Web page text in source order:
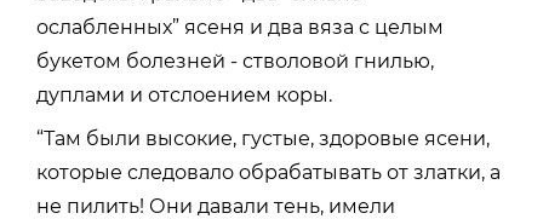
ослабленных” ясеня и два вяза с целым
букетом болезней - стволовой гнилью,
дуплами и отслоением коры.
“Там были высокие, густые, здоровые ясени,
которые следовало обрабатывать от златки, а
не пилить! Они давали тень, имели